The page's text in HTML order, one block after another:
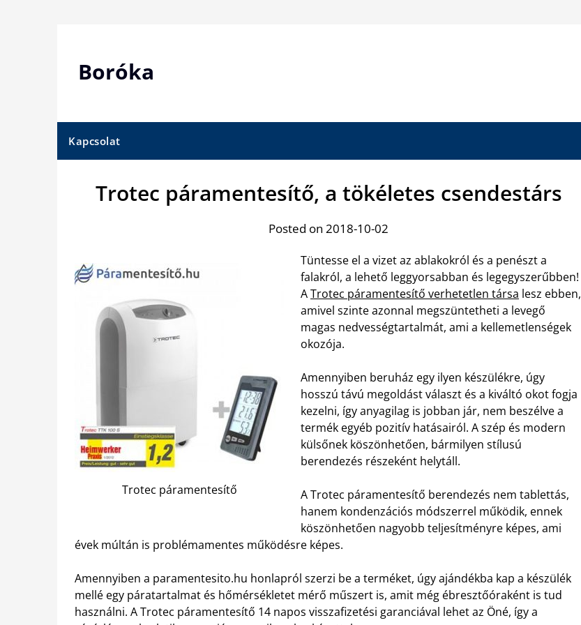
Boróka
Kapcsolat
Trotec páramentesítő, a tökéletes csendestárs
Posted on 2018-10-02
Trotec páramentesítő
Tüntesse el a vizet az ablakokról és a penészt a
falakról, a lehető leggyorsabban és legegyszerűbben!
ATrotec páramentesítő verhetetlen társa lesz ebben,
amivel szinte azonnal megszüntetheti a levegő
magas nedvességtartalmát, ami a kellemetlenségek
okozója.
Amennyiben beruház egy ilyen készülékre, úgy
hosszú távú megoldást választ és a kiváltó okot fogja
kezelni, így anyagilag is jobban jár, nem beszélve a
termék egyéb pozitív hatásairól. A szép és modern
külsőnek köszönhetően, bármilyen stílusú
berendezés részeként helytáll.
A Trotec páramentesítő berendezés nem tablettás,
hanem kondenzációs módszerrel működik, ennek
köszönhetően nagyobb teljesítményre képes, ami
évek múltán is problémamentes működésre képes.
Amennyiben a paramentesito.hu honlapról szerzi be a terméket, úgy ajándékba kap a készülék
mellé egy páratartalmat és hőmérsékletet mérő műszert is, amit még ébresztőóraként is tud
használni. A Trotec páramentesítő 14 napos visszafizetési garanciával lehet az Öné, így a